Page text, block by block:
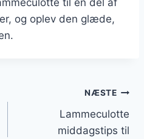
og oplev den glæde,
NÆSTE
Lammeculotte
middagstips til